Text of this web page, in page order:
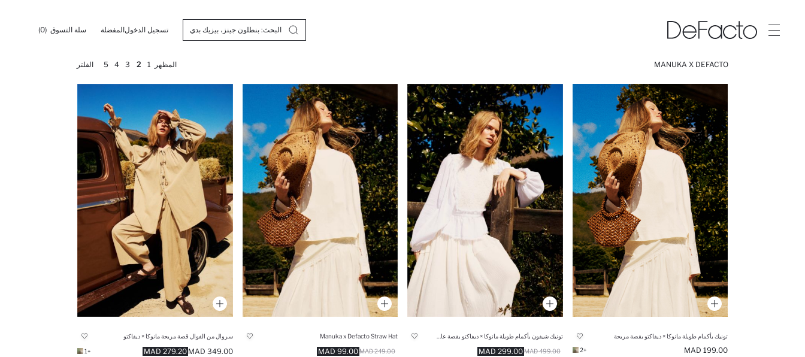
تسجيل الدخولالمفضلة سلة التسوق (0)
MANUKA X DEFACTO المظهر 1
2
3
4
5 الفلتر
تونيك بأكمام طويلة مانوكا × ديفاكتو بقصة مريحة
199.00 MAD
+2
299.00 MAD 499.00 MAD
Manuka x Defacto Straw Hat
99.00 MAD 249.00 MAD
سروال من الفوال قصة مريحة مانوكا × ديفاكتو
279.20 MAD 349.00 MAD
+1